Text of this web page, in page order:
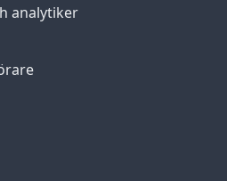
analytiker